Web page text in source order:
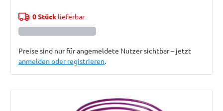
0 Stücklieferbar
Preise sind nur für angemeldete Nutzer sichtbar – jetzt
anmelden oder registrieren.